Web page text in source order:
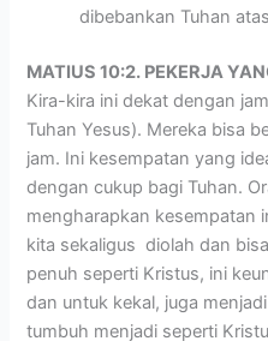
dibebankan Tuhan
MATIUS 10:2. PEKERJA
Kira-kira ini dekat dengan
Tuhan Yesus). Mereka bisa
jam. Ini kesempatan yang
dengan cukup bagi Tuhan.
mengharapkan kesempatan
kita sekaligus diolah dan
penuh seperti Kristus, ini
dan untuk kekal, juga
tumbuh menjadi seperti